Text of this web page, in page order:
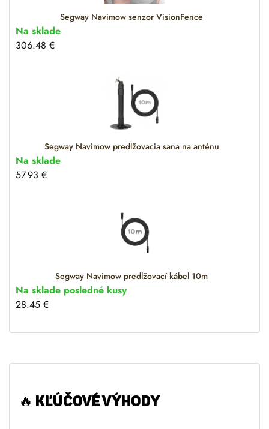
Segway Navimow senzor VisionFence
Na sklade
306.48 €
Segway Navimow predlžovacia sana na anténu
Na sklade
57.93 €
Segway Navimow predlžovací kábel 10m
Na sklade posledné kusy
28.45 €
🔥 KĽÚČOVÉ VÝHODY